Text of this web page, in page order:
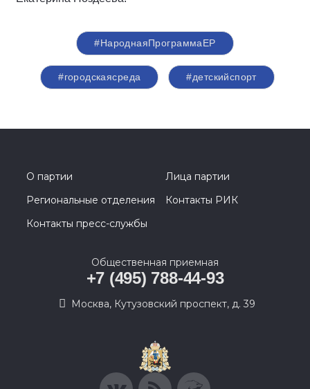
#НароднаяПрограммаЕР
#городскаясреда #детскийспорт
О партии
Лица партии
Региональные отделения
Контакты РИК
Контакты пресс-службы
Общественная приемная
+7 (495) 788-44-93
Москва, Кутузовский проспект, д. 39